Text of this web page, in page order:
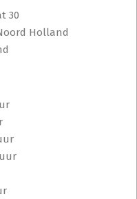
30
Holland